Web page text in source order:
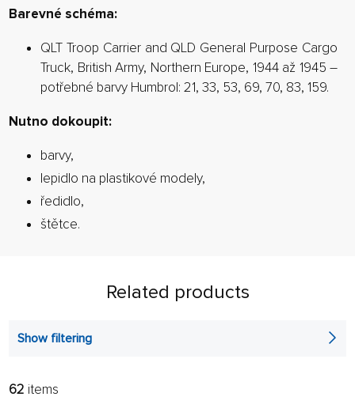
Barevné schéma:
QLT Troop Carrier and QLD General Purpose Cargo
Truck, British Army, Northern Europe, 1944 až 1945 –
potřebné barvy Humbrol: 21, 33, 53, 69, 70, 83, 159.
Nutno dokoupit:
barvy,
lepidlo na plastikové modely,
ředidlo,
štětce.
Related products
Show filtering
FILTER:
62 items